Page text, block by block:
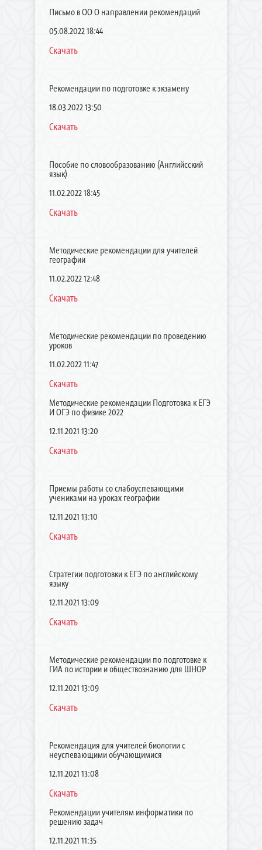
Письмо в ОО О направлении рекомендаций
05.08.2022 18:44
Скачать
Рекомендации по подготовке к экзамену
18.03.2022 13:50
Скачать
Пособие по словообразованию (Английсский
язык)
11.02.2022 18:45
Скачать
Методические рекомендации для учителей
географии
11.02.2022 12:48
Скачать
Методические рекомендации по проведению
уроков
11.02.2022 11:47
Скачать
Методические рекомендации Подготовка к ЕГЭ
И ОГЭ по физике 2022
12.11.2021 13:20
Скачать
Приемы работы со слабоуспевающими
учениками на уроках географии
12.11.2021 13:10
Скачать
Стратегии подготовки к ЕГЭ по английскому
языку
12.11.2021 13:09
Скачать
Методические рекомендации по подготовке к
ГИА по истории и обществознанию для ШНОР
12.11.2021 13:09
Скачать
Рекомендация для учителей биологии с
неуспевающими обучающимися
12.11.2021 13:08
Скачать
Рекомендации учителям информатики по
решению задач
12.11.2021 11:35